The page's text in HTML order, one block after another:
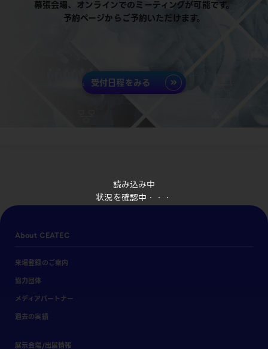
読み込み中
状況を確認中・・・
幕張会場、オンラインでのミーティングが可能です。
予約ページからご予約いただけます。
受付日程をみる
About CEATEC
来場登録のご案内
協力団体
メディアパートナー
過去の実績
展示会場/出展情報